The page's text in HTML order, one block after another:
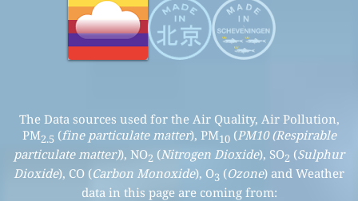
The Data sources used for the Air Quality, Air Pollution,
PM2.5 (fine particulate matter), PM10(PM10 (Respirable
particulate matter)), NO2 (Nitrogen Dioxide), SO2 (Sulphur
Dioxide), CO (Carbon Monoxide), O3 (Ozone) and Weather
data in this page are coming from: